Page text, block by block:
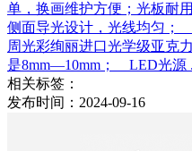
单，换画维护方便；光板耐
侧面导光设计，光线均匀；
周光彩绚丽进口光学级亚克
是8mm―10mm； LED光源
相关标签：
发布时间：2024-09-16